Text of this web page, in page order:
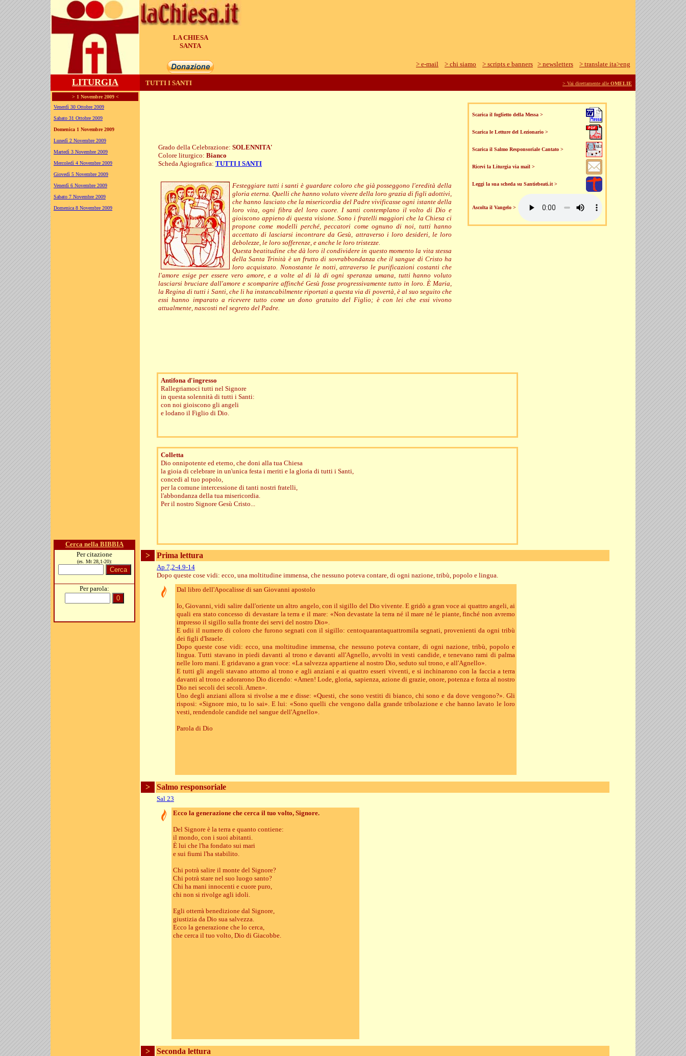
LA CHIESA
GENERA
> e-mail > chi siamo > scripts e banners > newsletters > translate ita>eng
LITURGIA
> 1 Novembre 2009 <
Venerdì 30 Ottobre 2009
Sabato 31 Ottobre 2009
Domenica 1 Novembre 2009
Lunedì 2 Novembre 2009
Martedì 3 Novembre 2009
Mercoledì 4 Novembre 2009
Giovedì 5 Novembre 2009
Venerdì 6 Novembre 2009
Sabato 7 Novembre 2009
Domenica 8 Novembre 2009
Cerca nella BIBBIA
Per citazione
(es. Mt 28,1-20):
Per parola:
TUTTI I SANTI > Vai direttamente alle OMELIE
Grado della Celebrazione: SOLENNITA'
Colore liturgico: Bianco
Scheda Agiografica: TUTTI I SANTI
Festeggiare tutti i santi è guardare coloro che già posseggono l'eredità della
gloria eterna. Quelli che hanno voluto vivere della loro grazia di figli adottivi,
che hanno lasciato che la misericordia del Padre vivificasse ogni istante della
loro vita, ogni fibra del loro cuore. I santi contemplano il volto di Dio e
gioiscono appieno di questa visione. Sono i fratelli maggiori che la Chiesa ci
propone come modelli perché, peccatori come ognuno di noi, tutti hanno
accettato di lasciarsi incontrare da Gesù, attraverso i loro desideri, le loro
debolezze, le loro sofferenze, e anche le loro tristezze.
Questa beatitudine che dà loro il condividere in questo momento la vita stessa
della Santa Trinità è un frutto di sovrabbondanza che il sangue di Cristo ha
loro acquistato. Nonostante le notti, attraverso le purificazioni costanti che
l'amore esige per essere vero amore, e a volte al di là di ogni speranza umana, tutti hanno voluto
lasciarsi bruciare dall'amore e scomparire affinché Gesù fosse progressivamente tutto in loro. È Maria,
la Regina di tutti i Santi, che li ha instancabilmente riportati a questa via di povertà, è al suo seguito che
essi hanno imparato a ricevere tutto come un dono gratuito del Figlio; è con lei che essi vivono
attualmente, nascosti nel segreto del Padre.
Scarica il foglietto della Messa >
Scarica le Letture del Lezionario >
Scarica il Salmo Responsoriale Cantato >
Ricevi la Liturgia via mail >
Leggi la sua scheda su Santiebeati.it >
Ascolta il Vangelo >
Antifona d'ingresso
Rallegriamoci tutti nel Signore
in questa solennità di tutti i Santi:
con noi gioiscono gli angeli
e lodano il Figlio di Dio.
Colletta
Dio onnipotente ed eterno, che doni alla tua Chiesa
la gioia di celebrare in un'unica festa i meriti e la gloria di tutti i Santi,
concedi al tuo popolo,
per la comune intercessione di tanti nostri fratelli,
l'abbondanza della tua misericordia.
Per il nostro Signore Gesù Cristo...
> Prima lettura
Ap 7,2-4.9-14
Dopo queste cose vidi: ecco, una moltitudine immensa, che nessuno poteva contare, di ogni nazione, tribù, popolo e lingua.
Dal libro dell'Apocalisse di san Giovanni apostolo
Io, Giovanni, vidi salire dall'oriente un altro angelo, con il sigillo del Dio vivente. E gridò a gran voce ai quattro angeli, ai
quali era stato concesso di devastare la terra e il mare: «Non devastate la terra né il mare né le piante, finché non avremo
impresso il sigillo sulla fronte dei servi del nostro Dio».
E udii il numero di coloro che furono segnati con il sigillo: centoquarantaquattromila segnati, provenienti da ogni tribù
dei figli d'Israele.
Dopo queste cose vidi: ecco, una moltitudine immensa, che nessuno poteva contare, di ogni nazione, tribù, popolo e
lingua. Tutti stavano in piedi davanti al trono e davanti all'Agnello, avvolti in vesti candide, e tenevano rami di palma
nelle loro mani. E gridavano a gran voce: «La salvezza appartiene al nostro Dio, seduto sul trono, e all'Agnello».
E tutti gli angeli stavano attorno al trono e agli anziani e ai quattro esseri viventi, e si inchinarono con la faccia a terra
davanti al trono e adorarono Dio dicendo: «Amen! Lode, gloria, sapienza, azione di grazie, onore, potenza e forza al nostro
Dio nei secoli dei secoli. Amen».
Uno degli anziani allora si rivolse a me e disse: «Questi, che sono vestiti di bianco, chi sono e da dove vengono?». Gli
risposi: «Signore mio, tu lo sai». E lui: «Sono quelli che vengono dalla grande tribolazione e che hanno lavato le loro
vesti, rendendole candide nel sangue dell'Agnello».
Parola di Dio
> Salmo responsoriale
Sal 23
Ecco la generazione che cerca il tuo volto, Signore.
Del Signore è la terra e quanto contiene:
il mondo, con i suoi abitanti.
È lui che l'ha fondato sui mari
e sui fiumi l'ha stabilito.
Chi potrà salire il monte del Signore?
Chi potrà stare nel suo luogo santo?
Chi ha mani innocenti e cuore puro,
chi non si rivolge agli idoli.
Egli otterrà benedizione dal Signore,
giustizia da Dio sua salvezza.
Ecco la generazione che lo cerca,
che cerca il tuo volto, Dio di Giacobbe.
> Seconda lettura